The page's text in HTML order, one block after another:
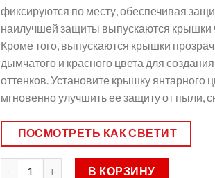
фиксируются по месту, обеспечивая
наилучшей защиты выпускаются крышки
Кроме того, выпускаются крышки
дымчатого и красного цвета для
оттенков. Установите крышку янтарного
мгновенно улучшить ее защиту от пыли,
ПОСМОТРЕТЬ КАК СВЕТИТ
В КОРЗИНУ